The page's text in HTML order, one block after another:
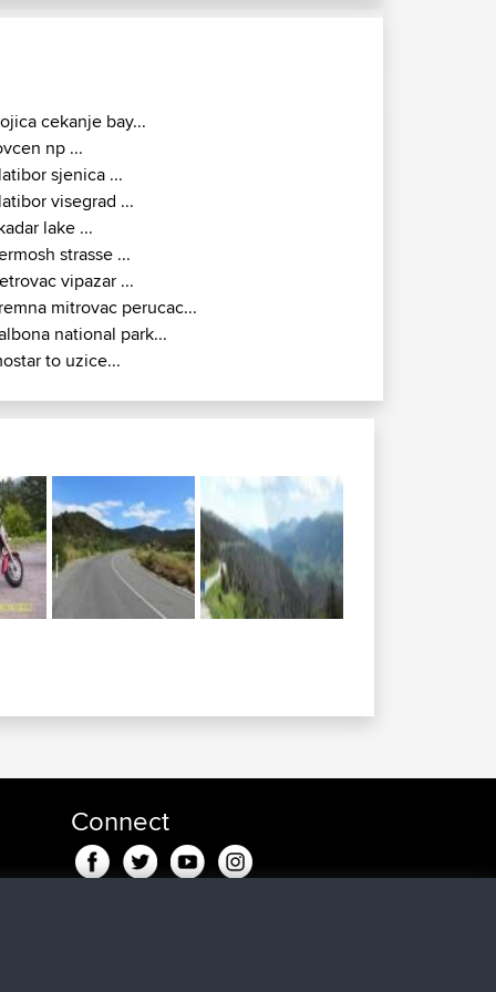
cekanje bay...
np ...
sjenica ...
visegrad ...
lake ...
strasse ...
vipazar ...
mitrovac perucac...
national park...
to uzice...
Connect